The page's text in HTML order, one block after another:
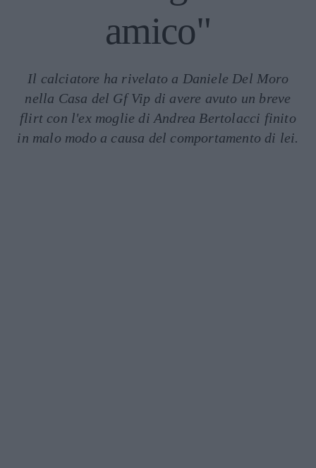
amico"
Il calciatore ha rivelato a Daniele Del Moro
nella Casa del Gf Vip di avere avuto un breve
flirt con l'ex moglie di Andrea Bertolacci finito
in malo modo a causa del comportamento di lei.